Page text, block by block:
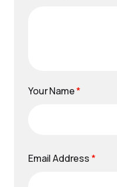
Your Name*
Email Address *